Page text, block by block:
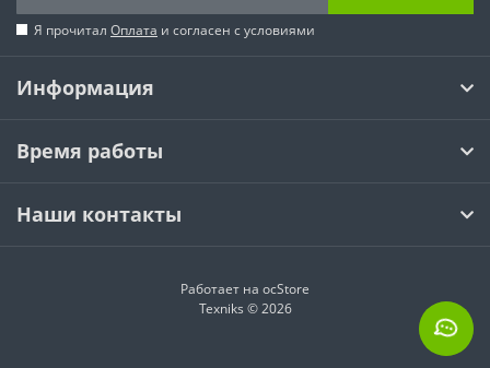
Я прочитал Оплата и согласен с условиями
Информация
Время работы
Наши контакты
Работает на ocStore
Texniks © 2026